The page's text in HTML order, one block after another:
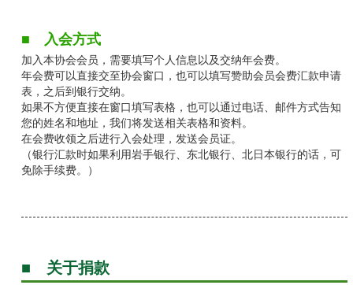
■ 入会方式
加入本协会会员，需要填写个人信息以及交纳年会费。
年会费可以直接交至协会窗口，也可以填写赞助会员会费汇款申请
表，之后到银行交纳。
如果不方便直接在窗口填写表格，也可以通过电话、邮件方式告知
您的姓名和地址，我们将发送相关表格和资料。
在会费收领之后进行入会处理，发送会员证。
（银行汇款时如果利用岩手银行、东北银行、北日本银行的话，可
免除手续费。）
■ 关于捐款